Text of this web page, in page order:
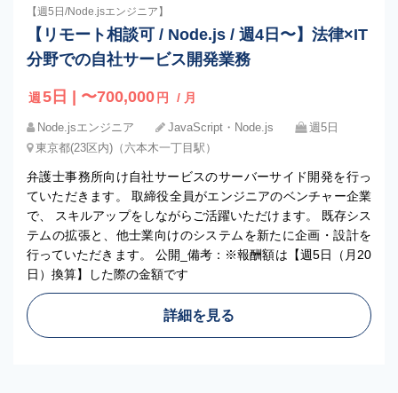
【週5日/Node.jsエンジニア】
【リモート相談可 / Node.js / 週4日〜】法律×IT
分野での自社サービス開発業務
週 5日 | 〜700,000 円 / 月
Node.jsエンジニア JavaScript・Node.js
週5日
東京都(23区内)（六本木一丁目駅）
弁護士事務所向け自社サービスのサーバーサイド開発を行っ
ていただきます。 取締役全員がエンジニアのベンチャー企業
で、 スキルアップをしながらご活躍いただけます。 既存シス
テムの拡張と、他士業向けのシステムを新たに企画・設計を
行っていただきます。 公開_備考：※報酬額は【週5日（月20
日）換算】した際の金額です
詳細を見る